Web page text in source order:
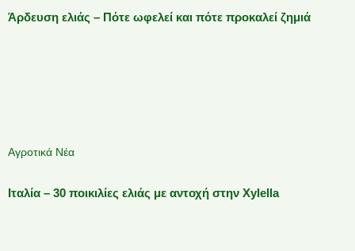
Άρδευση ελιάς – Πότε ωφελεί και πότε προκαλεί ζημιά
Αγροτικά Νέα
Ιταλία – 30 ποικιλίες ελιάς με αντοχή στην Xylella